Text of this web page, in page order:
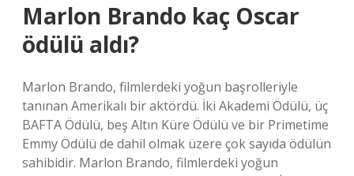
Marlon Brando kaç Oscar
ödülü aldı?
Marlon Brando, filmlerdeki yoğun başrolleriyle
tanınan Amerikalı bir aktördü. İki Akademi Ödülü, üç
BAFTA Ödülü, beş Altın Küre Ödülü ve bir Primetime
Emmy Ödülü de dahil olmak üzere çok sayıda ödülün
sahibidir. Marlon Brando, filmlerdeki yoğun